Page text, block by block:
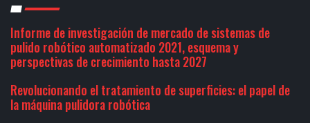
Informe de investigación de mercado de sistemas de
pulido robótico automatizado 2021, esquema y
perspectivas de crecimiento hasta 2027
Revolucionando el tratamiento de superficies: el papel de
la máquina pulidora robótica